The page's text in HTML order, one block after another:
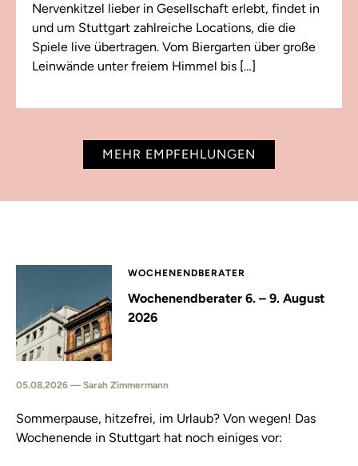
Nervenkitzel lieber in Gesellschaft erlebt, findet in
und um Stuttgart zahlreiche Locations, die die
Spiele live übertragen. Vom Biergarten über große
Leinwände unter freiem Himmel bis […]
MEHR EMPFEHLUNGEN
WOCHENENDBERATER
Wochenendberater 6. – 9. August
2026
05.08.2026 — Sarah Zimmermann
Sommerpause, hitzefrei, im Urlaub? Von wegen! Das
Wochenende in Stuttgart hat noch einiges vor: